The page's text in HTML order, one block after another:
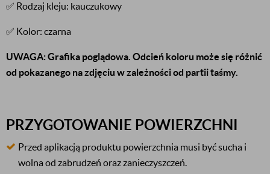
✅ Rodzaj kleju: kauczukowy
✅ Kolor: czarna
UWAGA: Grafika poglądowa. Odcień koloru może się różnić
od pokazanego na zdjęciu w zależności od partii taśmy.
PRZYGOTOWANIE POWIERZCHNI
Przed aplikacją produktu powierzchnia musi być sucha i
wolna od zabrudzeń oraz zanieczyszczeń.